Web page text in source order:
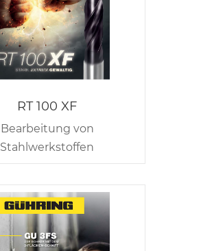
RT 100 XF
Bearbeitung von
Stahlwerkstoffen